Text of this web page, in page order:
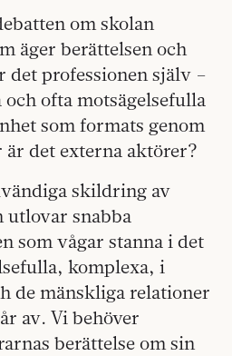
om skolan
äger berättelsen och
det professionen själv –
och ofta motsägelsefulla
som formats genom
det externa aktörer?
skildring av
utlovar snabba
som vågar stanna i det
komplexa, i
de mänskliga relationer
av. Vi behöver
berättelse om sin